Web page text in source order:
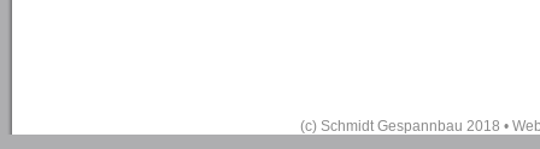
(c) Schmidt Gespannbau 2018 •